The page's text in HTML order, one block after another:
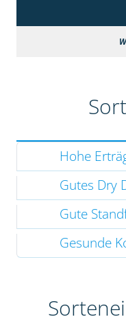
Hohe
Gutes Dry
Gute
Gesunde